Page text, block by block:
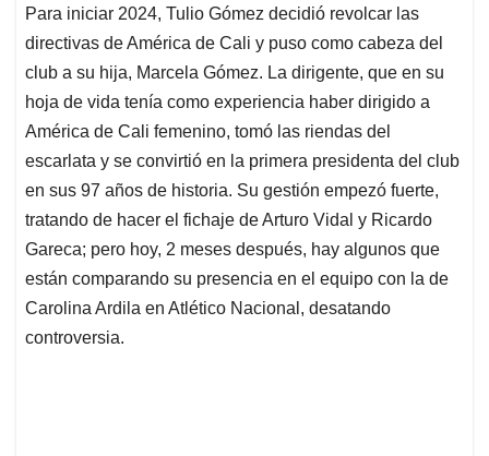
s
A
p
p
b
o
o
k
d
I
n
l
a
d
s
Para iniciar 2024, Tulio Gómez decidió revolcar las
directivas de América de Cali y puso como cabeza del
club a su hija, Marcela Gómez. La dirigente, que en su
hoja de vida tenía como experiencia haber dirigido a
América de Cali femenino, tomó las riendas del
escarlata y se convirtió en la primera presidenta del club
en sus 97 años de historia. Su gestión empezó fuerte,
tratando de hacer el fichaje de Arturo Vidal y Ricardo
Gareca; pero hoy, 2 meses después, hay algunos que
están comparando su presencia en el equipo con la de
Carolina Ardila en Atlético Nacional, desatando
controversia.